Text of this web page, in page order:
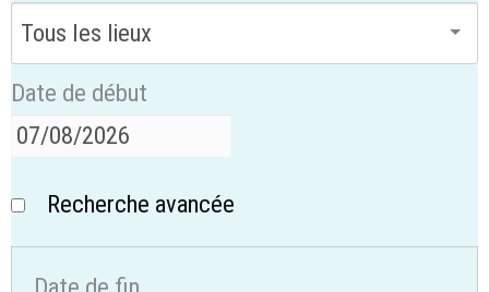
Date de début
Recherche avancée